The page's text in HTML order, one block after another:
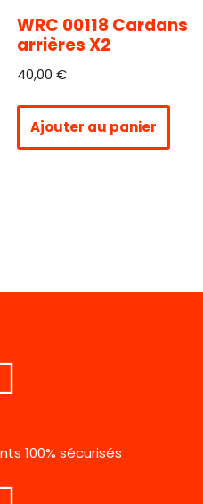
WRC 00118 Cardans
arrières X2
40,00 €
Ajouter au panier
100% sécurisés